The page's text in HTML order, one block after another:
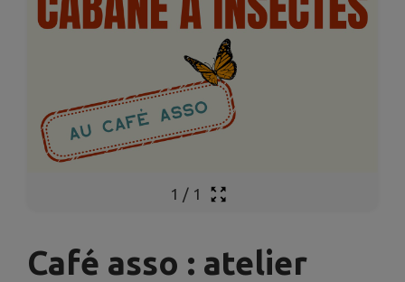
1 / 1
Café asso : atelier